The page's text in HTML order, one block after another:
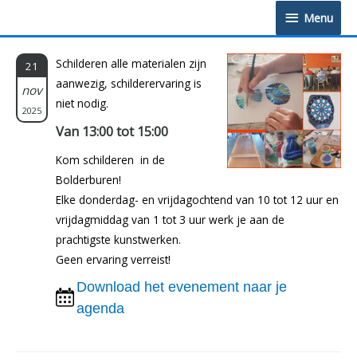
Menu
Menu
21
nov
2025
Schilderen alle materialen zijn
aanwezig, schilderervaring is
niet nodig.
Van 13:00 tot 15:00
Kom schilderen in de
Bolderburen!
Elke donderdag- en vrijdagochtend van 10 tot 12 uur en
vrijdagmiddag van 1 tot 3 uur werk je aan de
prachtigste kunstwerken.
Geen ervaring verreist!
Download het evenement naar je
agenda